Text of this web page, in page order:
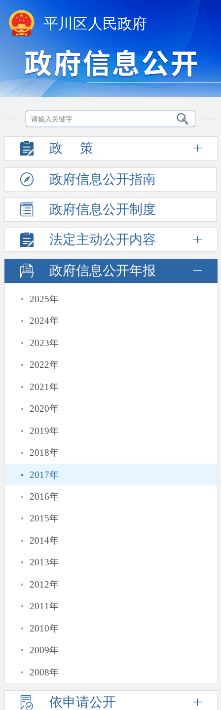
平川区人民政府
政 策
政府信息公开指南
政府信息公开制度
法定主动公开内容
政府信息公开年报
· 2025年
· 2024年
· 2023年
· 2022年
· 2021年
· 2020年
· 2019年
· 2018年
· 2017年
· 2016年
· 2015年
· 2014年
· 2013年
· 2012年
· 2011年
· 2010年
· 2009年
· 2008年
依申请公开